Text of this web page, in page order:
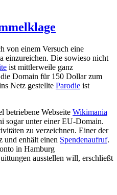
von einem Versuch eine
einzureichen. Die sowieso nicht
ist mittlerweile ganz
die Domain für 150 Dollar zum
Netz gestellte Parodie ist
betriebene Webseite Wikimania
sogar unter einer EU-Domain.
zu verzeichnen. Einer der
und enhält einen Spendenaufruf.
in Hamburg
ausstellen will, erschließt